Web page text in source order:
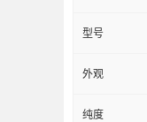
型号
外观
纯度